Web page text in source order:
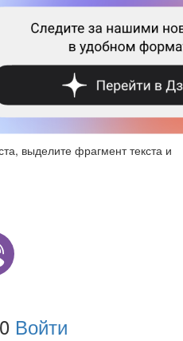
выделите фрагмент текста и
0 Войти